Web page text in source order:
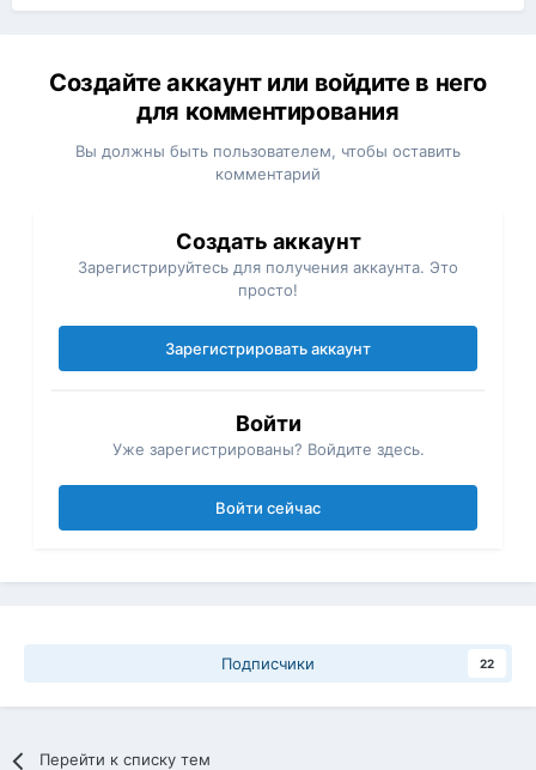
Создайте аккаунт или войдите в него
для комментирования
Вы должны быть пользователем, чтобы оставить
комментарий
Создать аккаунт
Зарегистрируйтесь для получения аккаунта. Это
просто!
Зарегистрировать аккаунт
Войти
Уже зарегистрированы? Войдите здесь.
Войти сейчас
Подписчики 22
Перейти к списку тем